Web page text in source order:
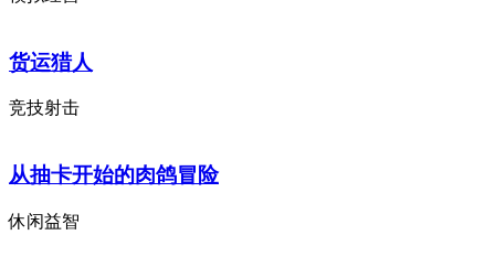
货运猎人
竞技射击
从抽卡开始的肉鸽冒险
休闲益智